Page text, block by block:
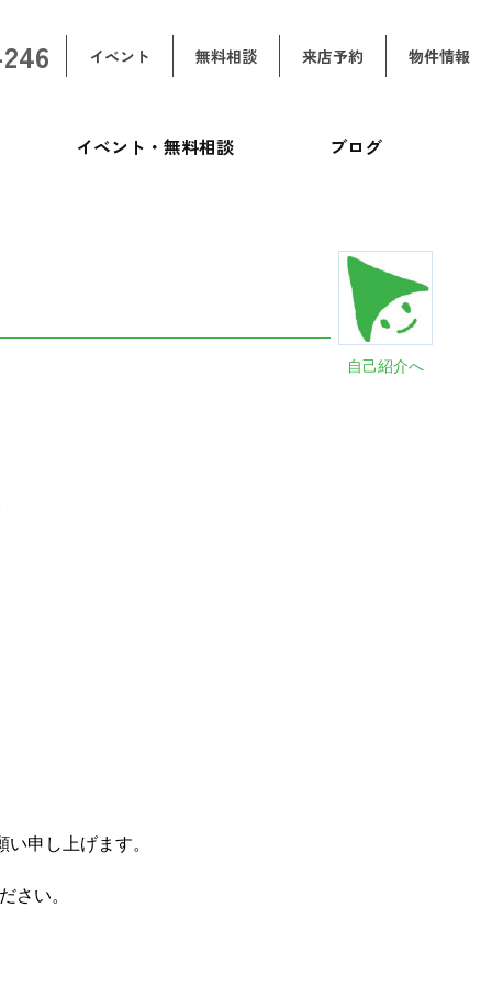
イベント 無料相談 来店予約 物件情報
イベント・無料相談 ブログ
自己紹介へ
申し上げます。
さい。